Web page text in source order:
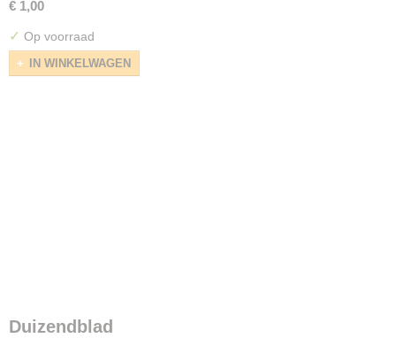
€ 1,00
✓ Op voorraad
IN WINKELWAGEN
Duizendblad